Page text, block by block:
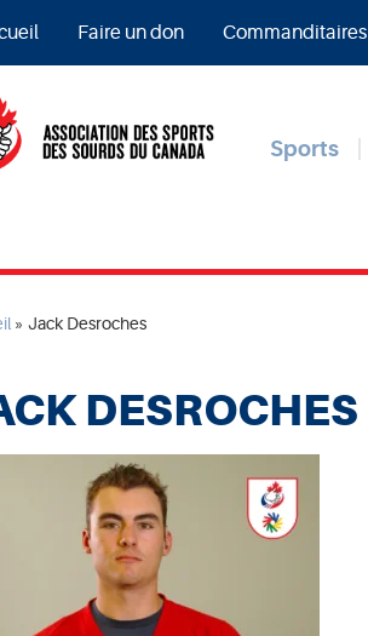
Faire un don Commanditaires
Sports
» Jack Desroches
DESROCHES